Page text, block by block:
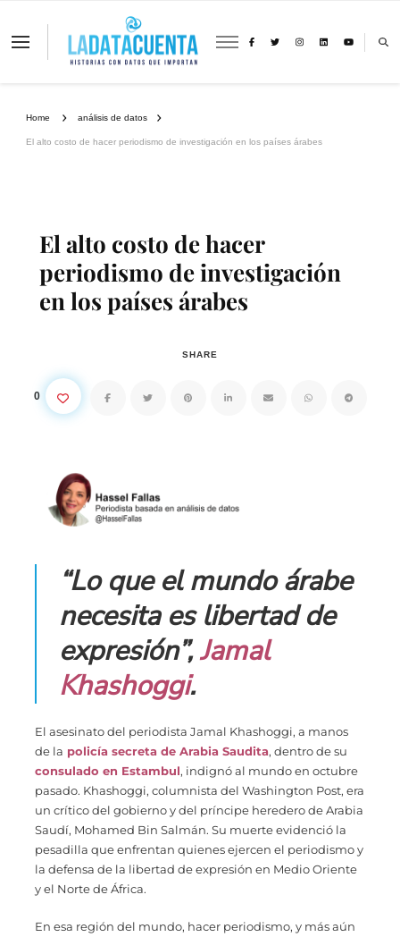
La Data Cuenta es una plataforma
Home análisis de datos
El alto costo de hacer periodismo de investigación en los países árabes
El alto costo de hacer
periodismo de investigación
en los países árabes
SHARE
0
“Lo que el mundo árabe
necesita es libertad de
expresión”,Jamal
Khashoggi.
El asesinato del periodista Jamal Khashoggi, a manos
de la policía secreta de Arabia Saudita, dentro de su
consulado en Estambul, indignó al mundo en octubre
pasado. Khashoggi, columnista del Washington Post, era
un crítico del gobierno y del príncipe heredero de Arabia
Saudí, Mohamed Bin Salmán. Su muerte evidenció la
pesadilla que enfrentan quienes ejercen el periodismo y
la defensa de la libertad de expresión en Medio Oriente
y el Norte de África.
En esa región del mundo, hacer periodismo, y más aún